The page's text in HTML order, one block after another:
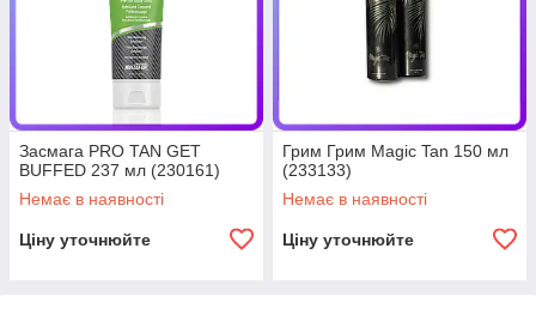
Засмага PRO TAN GET
BUFFED 237 мл (230161)
Немає в наявності
Ціну уточнюйте
Грим Грим Magic Tan 150 мл
(233133)
Немає в наявності
Ціну уточнюйте